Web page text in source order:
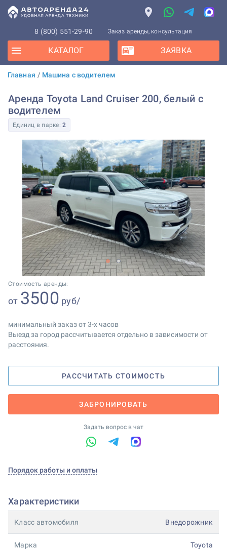
8 (800) 551-29-90 Заказ аренды, консультация
КАТАЛОГ ЗАЯВКА
Главная / Машина с водителем
Аренда Toyota Land Cruiser 200, белый с
водителем
Единиц в парке: 2
1 2
Стоимость аренды:
от 3500 руб/
минимальный заказ от 3-х часов
Выезд за город рассчитывается отдельно в зависимости от
расстояния.
РАССЧИТАТЬ СТОИМОСТЬ
ЗАБРОНИРОВАТЬ
Задать вопрос в чат
Порядок работы и оплаты
Характеристики
Класс автомобиля Внедорожник
Марка Toyota